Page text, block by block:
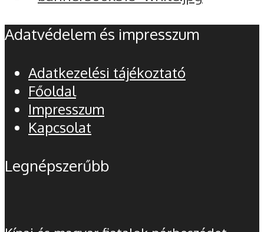
Adatvédelem és impresszum
Adatkezelési tájékoztató
Főoldal
Impresszum
Kapcsolat
Legnépszerűbb